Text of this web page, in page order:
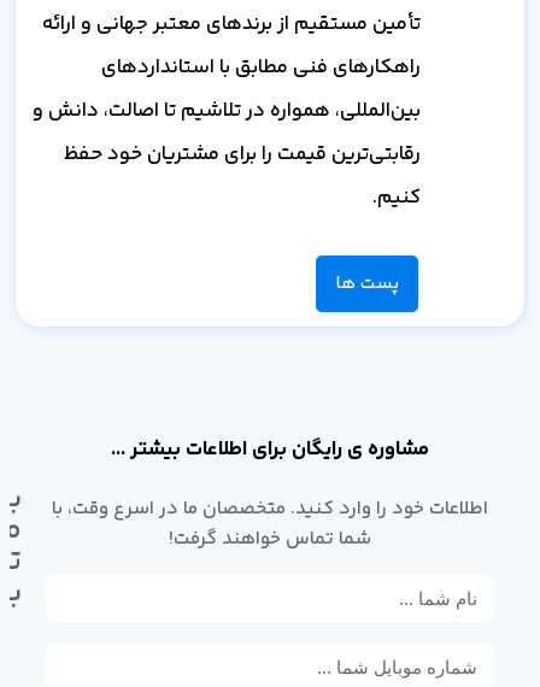
تأمین مستقیم از برندهای معتبر جهانی و ارائه
راهکارهای فنی مطابق با استانداردهای
بین‌المللی، همواره در تلاشیم تا اصالت، دانش و
رقابتی‌ترین قیمت را برای مشتریان خود حفظ
کنیم.
پست ها
مشاوره ی رایگان برای اطلاعات بیشتر ...
اطلاعات خود را وارد کنید. متخصصان ما در اسرع وقت، با
شما تماس خواهند گرفت!
با